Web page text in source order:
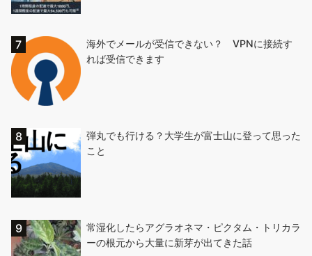
海外でメールが受信できない？ VPNに接続す
れば受信できます
弾丸でも行ける？大学生が富士山に登って思った
こと
常湿化したらアグラオネマ・ピクタム・トリカラ
ーの根元から大量に新芽が出てきた話